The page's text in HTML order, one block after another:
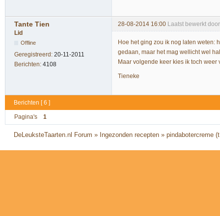
Tante Tien 28-08-2014 16:00 Laatst bewerkt
Lid
Offline
Geregistreerd: 20-11-2011
Berichten: 4108
Hoe het ging zou ik nog laten weten:
gedaan, maar het mag wellicht wel
Maar volgende keer kies ik toch
Tieneke
Berichten [ 6 ]
Pagina's 1
DeLeuksteTaarten.nl Forum » Ingezonden recepten »pindabotercreme